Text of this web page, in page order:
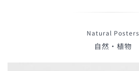
Natural Posters
自然・植物